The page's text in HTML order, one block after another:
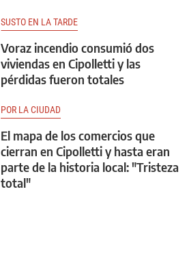
SUSTO EN LA TARDE
Voraz incendio consumió dos
viviendas en Cipolletti y las
pérdidas fueron totales
POR LA CIUDAD
El mapa de los comercios que
cierran en Cipolletti y hasta eran
parte de la historia local: "Tristeza
total"